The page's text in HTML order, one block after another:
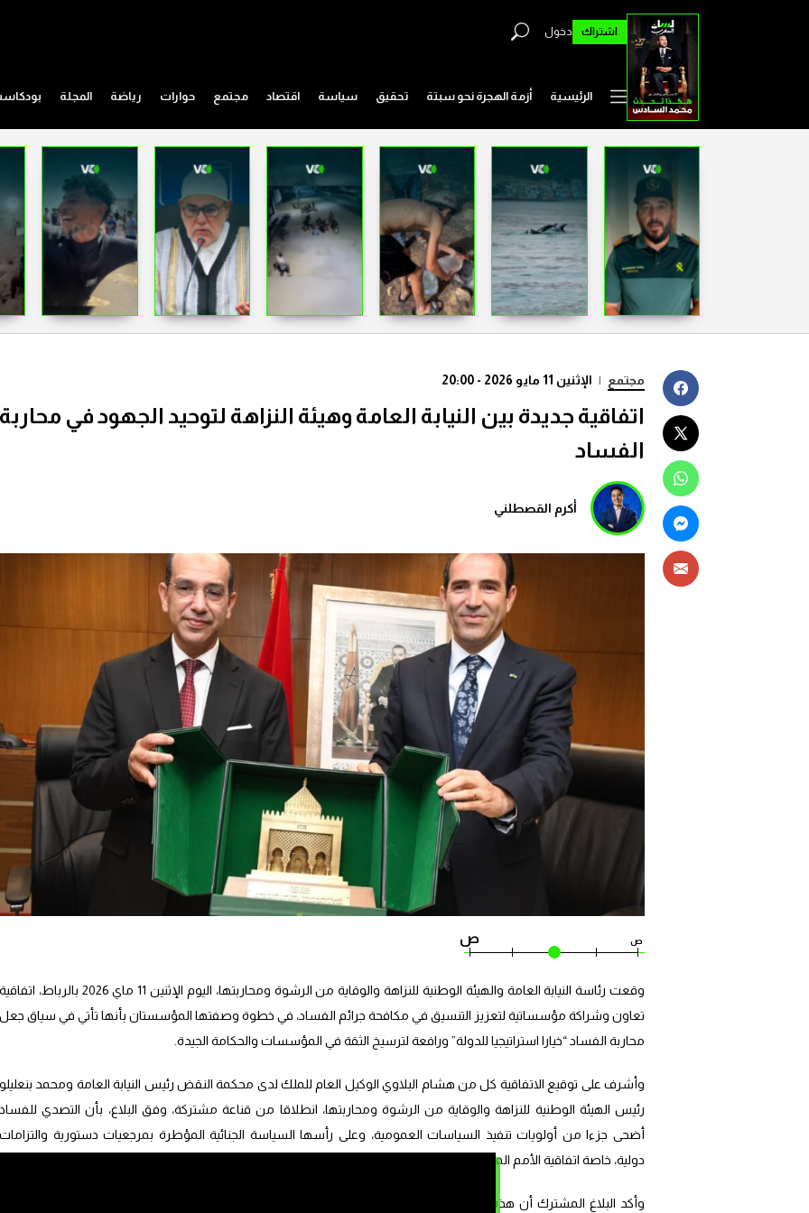
اشتراك دخول
الرئيسية أزمة الهجرة نحو سبتة تحقيق سياسة اقتصاد مجتمع حوارات رياضة المجلة
مجتمع | الإثنين 11 مايو 2026 - 20:00
اتفاقية جديدة بين النيابة العامة وهيئة النزاهة لتوحيد الجهود في محاربة
الفساد
أكرم القصطلني
ص ص
وقعت رئاسة النيابة العامة والهيئة الوطنية للنزاهة والوقاية من الرشوة ومحاربتها، اليوم الإثنين 11 ماي 2026 بالرباط، اتفاقية
تعاون وشراكة مؤسساتية لتعزيز التنسيق في مكافحة جرائم الفساد، في خطوة وصفتها المؤسستان بأنها تأتي في سياق جعل
محاربة الفساد “خيارا استراتيجيا للدولة” ورافعة لترسيخ الثقة في المؤسسات والحكامة الجيدة.
وأشرف على توقيع الاتفاقية كل من هشام البلاوي الوكيل العام للملك لدى محكمة النقض رئيس النيابة العامة ومحمد بنعليلو
رئيس الهيئة الوطنية للنزاهة والوقاية من الرشوة ومحاربتها، انطلاقا من قناعة مشتركة، وفق البلاغ، بأن التصدي للفساد
أضحى جزءا من أولويات تنفيذ السياسات العمومية، وعلى رأسها السياسة الجنائية المؤطرة بمرجعيات دستورية والتزامات
دولية، خاصة اتفاقية الأمم المتحدة لمكافحة الفساد.
وأكد البلاغ المشترك أن هذه الاتفاقية تندرج ضمن التفعيل المتقدم لمقتضيات دستور المملكة، خصوصا ما يرتبط بمحاربة